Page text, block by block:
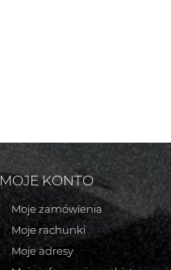
MOJE KONTO
Moje zamówienia
Moje rachunki
Moje adresy